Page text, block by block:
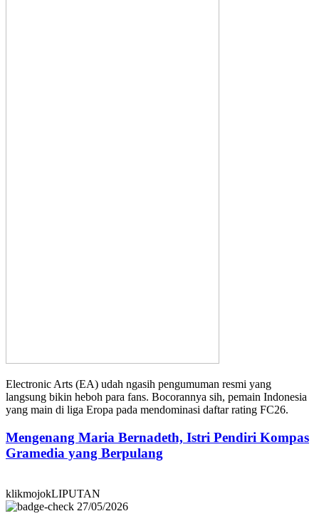
Electronic Arts (EA) udah ngasih pengumuman resmi yang
langsung bikin heboh para fans. Bocorannya sih, pemain Indonesia
yang main di liga Eropa pada mendominasi daftar rating FC26.
Mengenang Maria Bernadeth, Istri Pendiri Kompas
Gramedia yang Berpulang
klikmojokLIPUTAN
27/05/2026